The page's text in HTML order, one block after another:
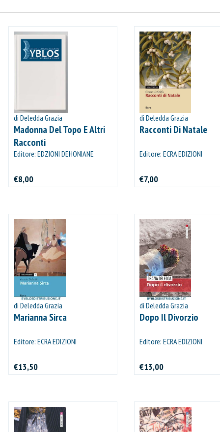
di Deledda Grazia
Madonna Del Topo E Altri
Racconti
Editore: EDZIONI DEHONIANE
€8,00
di Deledda Grazia
Racconti Di Natale
Editore: ECRA EDIZIONI
€7,00
di Deledda Grazia
Marianna Sirca
Editore: ECRA EDIZIONI
€13,50
di Deledda Grazia
Dopo Il Divorzio
Editore: ECRA EDIZIONI
€13,00
IL MIO CARRELLO
Codice:
pezzi